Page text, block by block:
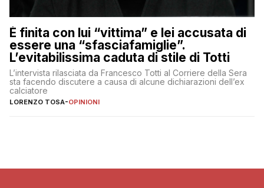
È finita con lui “vittima” e lei accusata di
essere una “sfasciafamiglie”.
L’evitabilissima caduta di stile di Totti
L’intervista rilasciata da Francesco Totti al Corriere della Sera
sta facendo discutere a causa di alcune dichiarazioni dell’ex
calciatore
LORENZO TOSA-OPINIONI